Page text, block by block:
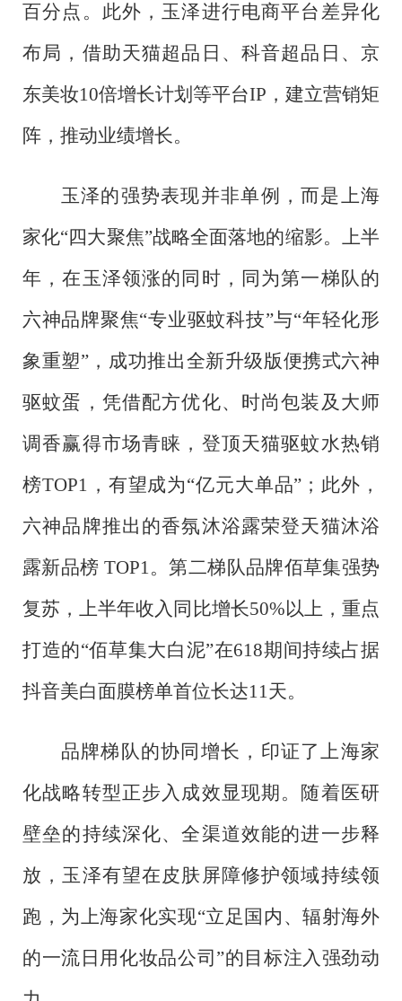
百分点。此外，玉泽进行电商平台差异化
布局，借助天猫超品日、科音超品日、京
东美妆10倍增长计划等平台IP，建立营销矩
阵，推动业绩增长。
玉泽的强势表现并非单例，而是上海
家化“四大聚焦”战略全面落地的缩影。上半
年，在玉泽领涨的同时，同为第一梯队的
六神品牌聚焦“专业驱蚊科技”与“年轻化形
象重塑”，成功推出全新升级版便携式六神
驱蚊蛋，凭借配方优化、时尚包装及大师
调香赢得市场青睐，登顶天猫驱蚊水热销
榜TOP1，有望成为“亿元大单品”；此外，
六神品牌推出的香氛沐浴露荣登天猫沐浴
露新品榜 TOP1。第二梯队品牌佰草集强势
复苏，上半年收入同比增长50%以上，重点
打造的“佰草集大白泥”在618期间持续占据
抖音美白面膜榜单首位长达11天。
品牌梯队的协同增长，印证了上海家
化战略转型正步入成效显现期。随着医研
壁垒的持续深化、全渠道效能的进一步释
放，玉泽有望在皮肤屏障修护领域持续领
跑，为上海家化实现“立足国内、辐射海外
的一流日用化妆品公司”的目标注入强劲动